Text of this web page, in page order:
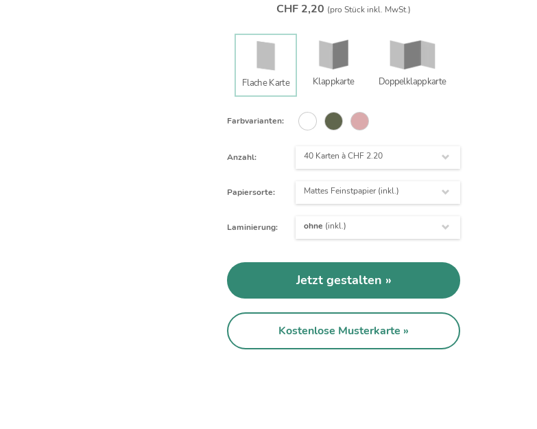
CHF 2,20 (pro Stück inkl. MwSt.)
Flache Karte Klappkarte Doppelklapp­karte
Farbvarianten:
Anzahl: 40 Karten àCHF 2.20
Papiersorte: Mattes Feinstpapier (inkl.)
Laminierung: ohne (inkl.)
Jetzt gestalten
Kostenlose Musterkarte